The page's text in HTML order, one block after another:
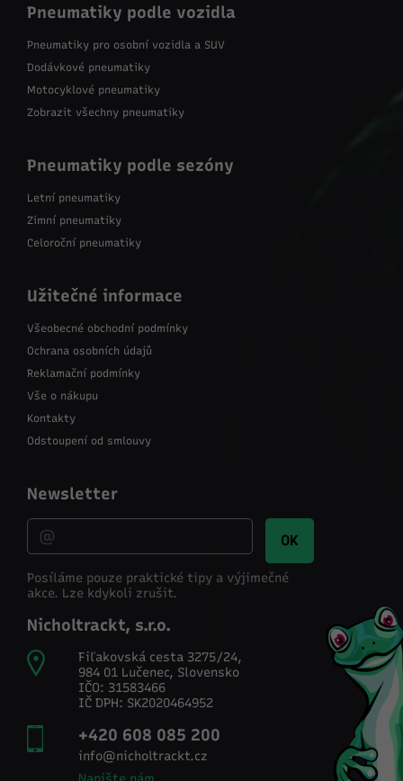
Pneumatiky podle vozidla
Pneumatiky pro osobní vozidla a SUV
Dodávkové pneumatiky
Motocyklové pneumatiky
Zobrazit všechny pneumatiky
Pneumatiky podle sezóny
Letní pneumatiky
Zimní pneumatiky
Celoroční pneumatiky
Užitečné informace
Všeobecné obchodní podmínky
Ochrana osobních údajů
Reklamační podmínky
Vše o nákupu
Kontakty
Odstoupení od smlouvy
Newsletter
OK
Posíláme pouze praktické tipy a výjimečné
akce. Lze kdykoli zrušit.
Nicholtrackt, s.r.o.
Fiľakovská cesta 3275/24,
984 01 Lučenec, Slovensko
IČO: 31583466
IČ DPH: SK2020464952
+420 608 085 200
info@nicholtrackt.cz